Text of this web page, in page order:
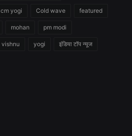
cm yogi Cold wave featured
mohan pm modi
vishnu yogi इंडिया टॉप न्यूज